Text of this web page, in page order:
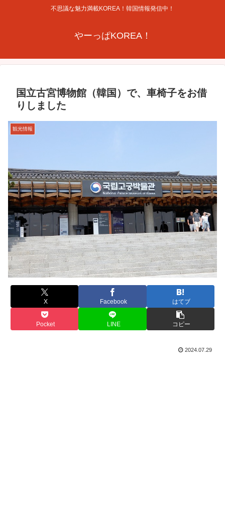
不思議な魅力満載KOREA！韓国情報発信中！
やーっぱKOREA！
国立古宮博物館（韓国）で、車椅子をお借
りしました
観光情報
X Facebook はてブ
Pocket LINE コピー
2024.07.29